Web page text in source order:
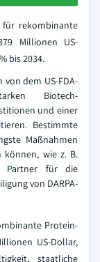
für rekombinante
Millionen US-
bis 2034.
dem US-FDA-
Biotech-
und einer
Bestimmte
Maßnahmen
wie z. B.
Partner für die
von DARPA-
Protein-
US-Dollar,
staatliche